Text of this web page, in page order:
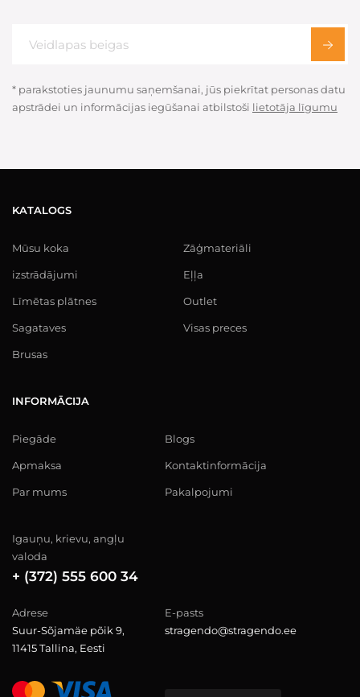
* parakstoties jaunumu saņemšanai, jūs piekrītat personas datu
apstrādei un informācijas iegūšanai atbilstoši lietotāja līgumu
KATALOGS
Mūsu koka
izstrādājumi
Līmētas plātnes
Sagataves
Brusas
Zāģmateriāli
Eļļa
Outlet
Visas preces
INFORMĀCIJA
Piegāde
Apmaksa
Par mums
Blogs
Kontaktinformācija
Pakalpojumi
Igauņu, krievu, angļu
valoda
+ (372) 555 600 34
Adrese
Suur-Sõjamäe põik 9,
11415 Tallina, Eesti
E-pasts
stragendo@stragendo.ee